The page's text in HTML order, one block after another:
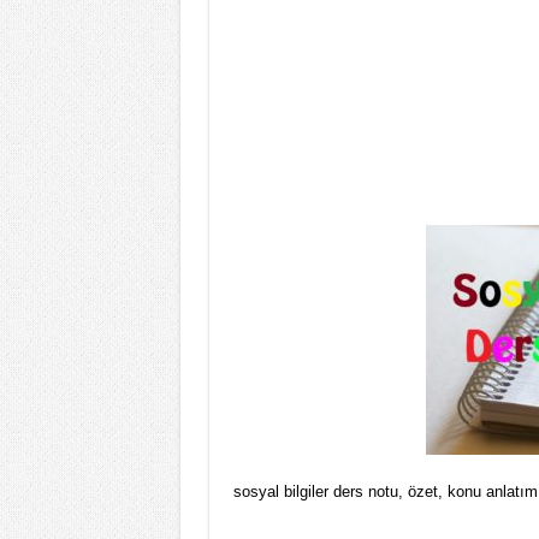
sosyal bilgiler ders notu, özet, konu